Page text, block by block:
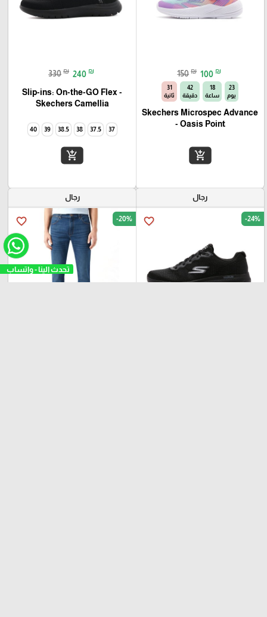
تحدث الينا -
150 ₪ 100 ₪
23
يوم
18
ساعة
42
دقيقة
30
ثانية
Skechers Microspec Advance
- Oasis Point
add_shopping_cart
330 ₪ 240 ₪
Slip-ins: On-the-GO Flex -
Camellia‏ Skechers
37
37.5
38
38.5
39
40
add_shopping_cart
رجال
favorite_border -24%
رجال
favorite_border -20%